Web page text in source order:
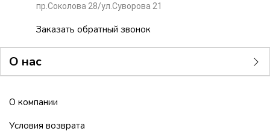
пр.Соколова 28/ул.Суворова 21
Заказать обратный звонок
О нас
О компании
Условия возврата